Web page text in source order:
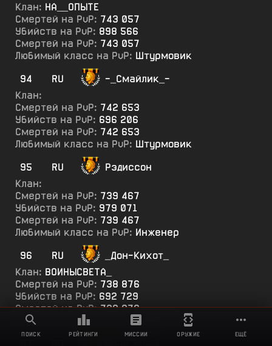
Клан: НА__ОПЫТЕ
Смертей на PvP: 743 057
Убийств на PvP: 898 566
Смертей на PvP: 743 057
Любимый класс на PvP: Штурмовик
94
RU
-_Смайлик_-
Клан:
Смертей на PvP: 742 653
Убийств на PvP: 696 206
Смертей на PvP: 742 653
Любимый класс на PvP: Штурмовик
95
RU
Рэдиссон
Клан:
Смертей на PvP: 739 467
Убийств на PvP: 979 071
Смертей на PvP: 739 467
Любимый класс на PvP: Инженер
96
RU
_Дон-Кихот_
Клан: ВОИНЫСВЕТА_
Смертей на PvP: 738 876
Убийств на PvP: 692 729
Смертей на PvP:738 876
Любимый класс на PvP:Инженер
ПОИСК РЕЙТИНГИ МИССИИ ОРУЖИЕ ЕЩЁ